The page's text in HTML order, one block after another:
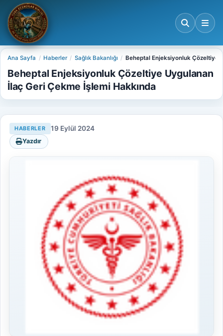
Ana Sayfa Haberler Sağlık Bakanlığı Beheptal Enjeksiyonluk Çözeltiye
Beheptal Enjeksiyonluk Çözeltiye Uygulanan
İlaç Geri Çekme İşlemi Hakkında
HABERLER 19 Eylül 2024
Yazdır